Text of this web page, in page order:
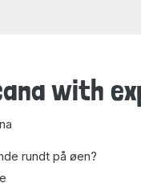
with
rundt på øen?